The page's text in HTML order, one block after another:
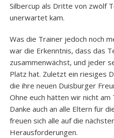
Silbercup als Dritte von zwölf
unerwartet kam.
Was die Trainer jedoch noch
war die Erkenntnis, dass das
zusammenwächst, und jeder
Platz hat. Zuletzt ein riesiges
die ihre neuen Duisburger
Ohne euch hätten wir nicht am
Danke auch an alle Eltern für
freuen sich alle auf die
Herausforderungen.